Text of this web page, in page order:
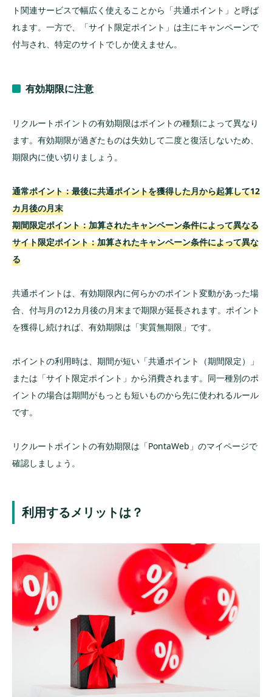
ト関連サービスで幅広く使えることから「共通ポイント」と呼ば
れます。一方で、「サイト限定ポイント」は主にキャンペーンで
付与され、特定のサイトでしか使えません。
有効期限に注意
リクルートポイントの有効期限はポイントの種類によって異なり
ます。有効期限が過ぎたものは失効して二度と復活しないため、
期限内に使い切りましょう。
通常ポイント：最後に共通ポイントを獲得した月から起算して12
カ月後の月末
期間限定ポイント：加算されたキャンペーン条件によって異なる
サイト限定ポイント：加算されたキャンペーン条件によって異な
る
共通ポイントは、有効期限内に何らかのポイント変動があった場
合、付与月の12カ月後の月末まで期限が延長されます。ポイント
を獲得し続ければ、有効期限は「実質無期限」です。
ポイントの利用時は、期間が短い「共通ポイント（期間限定）」
または「サイト限定ポイント」から消費されます。同一種別のポ
イントの場合は期間がもっとも短いものから先に使われるルール
です。
リクルートポイントの有効期限は「PontaWeb」のマイページで
確認しましょう。
利用するメリットは？